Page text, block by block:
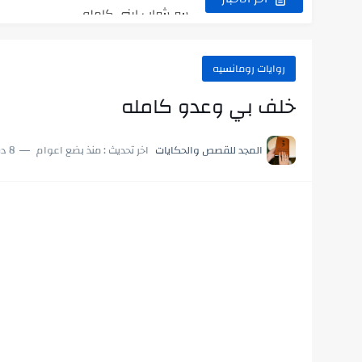
في الوقت اللي العالم فيه بيحاول
روايات رومانسيه
خلف بي وعدو كامله
المجد للقصص والحكايات اخر تحديث :منذ بضع اعوام 8 دقائق للقراءة